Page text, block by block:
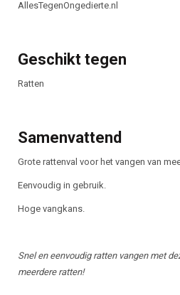
AllesTegenOngedierte.nl
Geschikt tegen
Ratten
Samenvattend
Grote rattenval voor het vangen van
Eenvoudig in gebruik.
Hoge vangkans.
Snel en eenvoudig ratten vangen met
meerdere ratten!